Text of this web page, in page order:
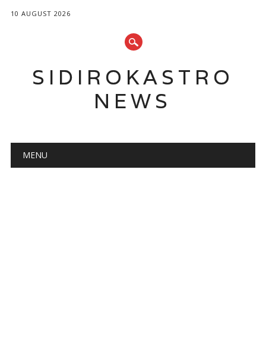
10 AUGUST 2026
SIDIROKASTRO
NEWS
Main menu
MENU